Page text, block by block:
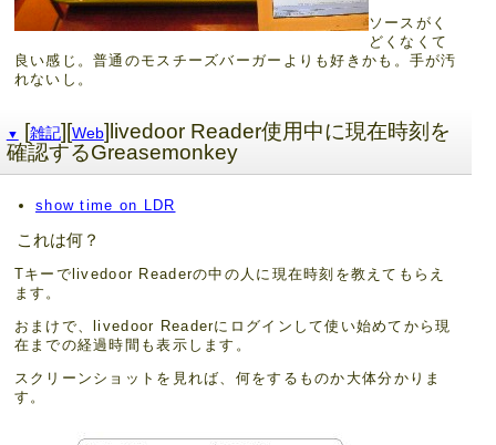
ソースがく
どくなくて
良い感じ。普通のモスチーズバーガーよりも好きかも。手が汚
れないし。
▼ [雑記][Web]livedoor Reader使用中に現在時刻を
確認するGreasemonkey
show time on LDR
これは何？
Tキーでlivedoor Readerの中の人に現在時刻を教えてもらえ
ます。
おまけで、livedoor Readerにログインして使い始めてから現
在までの経過時間も表示します。
スクリーンショットを見れば、何をするものか大体分かりま
す。